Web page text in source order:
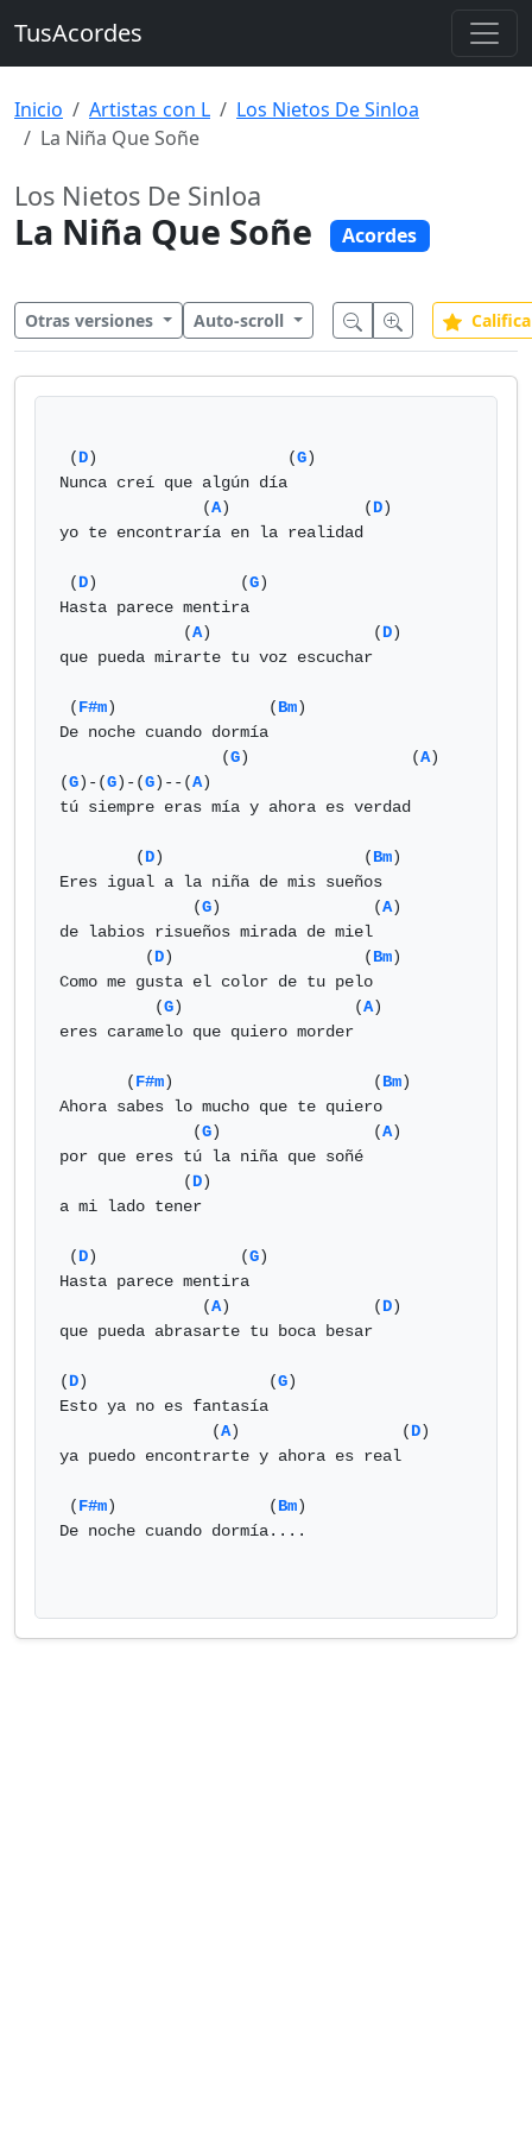
TusAcordes
Inicio Artistas con L
Los Nietos De Sinloa
La Niña Que Soñe
Los Nietos De Sinloa
La Niña Que Soñe Acordes
Otras versiones Auto-scroll
(D)                    (G)
Nunca creí que algún día
               (
A)              (D)
yo te encontraría en la realidad
(D)               (G)
Hasta parece mentira
             (
A)                 (D)
que pueda mirarte tu voz escuchar
(F#m)                (Bm)
De noche cuando dormía
                 (
G)                 (A)
(G)-(G)-(G)--(A)
tú siempre eras mía y ahora es verdad
        (
D)                     (Bm)
Eres igual a la niña de mis sueños
              (
G)                (A)
de labios risueños mirada de miel
         (
D)                    (Bm)
Como me gusta el color de tu pelo
          (
G)                  (A)
eres caramelo que quiero morder
       (
F#m)                     (Bm)
Ahora sabes lo mucho que te quiero
              (
G)                (A)
por que eres tú la niña que soñé
             (
D)
a mi lado tener
(D)               (G)
Hasta parece mentira
               (
A)               (D)
que pueda abrasarte tu boca besar
(D)                   (G)
Esto ya no es fantasía
                (
A)                 (D)
ya puedo encontrarte y ahora es real
(F#m)                (Bm)
De noche cuando dormía....